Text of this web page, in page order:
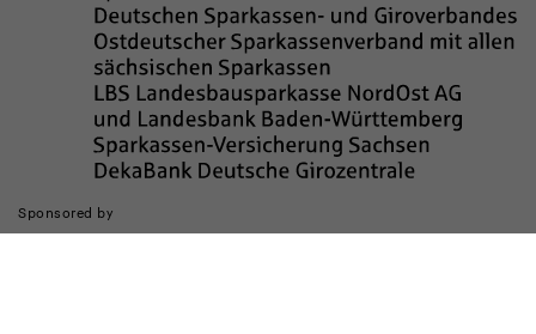
Sponsored by